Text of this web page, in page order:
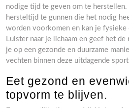
nodige tijd te geven om te
hersteltijd te gunnen die het nodig
worden voorkomen en kan je
Luister naar je lichaam en geef het
je op een gezonde en duurzame
vechten binnen deze uitdagende
Eet gezond en
topvorm te blijven.